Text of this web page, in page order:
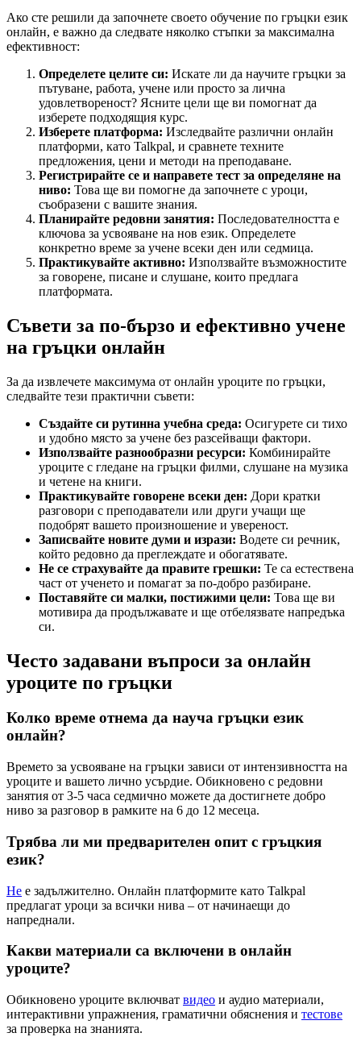
Ако сте решили да започнете своето обучение по гръцки език
онлайн, е важно да следвате няколко стъпки за максимална
ефективност:
Определете целите си: Искате ли да научите гръцки за
пътуване, работа, учене или просто за лична
удовлетвореност? Ясните цели ще ви помогнат да
изберете подходящия курс.
Изберете платформа: Изследвайте различни онлайн
платформи, като Talkpal, и сравнете техните
предложения, цени и методи на преподаване.
Регистрирайте се и направете тест за определяне на
ниво: Това ще ви помогне да започнете с уроци,
съобразени с вашите знания.
Планирайте редовни занятия: Последователността е
ключова за усвояване на нов език. Определете
конкретно време за учене всеки ден или седмица.
Практикувайте активно: Използвайте възможностите
за говорене, писане и слушане, които предлага
платформата.
Съвети за по-бързо и ефективно учене
на гръцки онлайн
За да извлечете максимума от онлайн уроците по гръцки,
следвайте тези практични съвети:
Създайте си рутинна учебна среда: Осигурете си тихо
и удобно място за учене без разсейващи фактори.
Използвайте разнообразни ресурси: Комбинирайте
уроците с гледане на гръцки филми, слушане на музика
и четене на книги.
Практикувайте говорене всеки ден: Дори кратки
разговори с преподаватели или други учащи ще
подобрят вашето произношение и увереност.
Записвайте новите думи и изрази: Водете си речник,
който редовно да преглеждате и обогатявате.
Не се страхувайте да правите грешки: Те са естествена
част от ученето и помагат за по-добро разбиране.
Поставяйте си малки, постижими цели: Това ще ви
мотивира да продължавате и ще отбелязвате напредъка
си.
Често задавани въпроси за онлайн
уроците по гръцки
Колко време отнема да науча гръцки език
онлайн?
Времето за усвояване на гръцки зависи от интензивността на
уроците и вашето лично усърдие. Обикновено с редовни
занятия от 3-5 часа седмично можете да достигнете добро
ниво за разговор в рамките на 6 до 12 месеца.
Трябва ли ми предварителен опит с гръцкия
език?
Не е задължително. Онлайн платформите като Talkpal
предлагат уроци за всички нива – от начинаещи до
напреднали.
Какви материали са включени в онлайн
уроците?
Обикновено уроците включват видео и аудио материали,
интерактивни упражнения, граматични обяснения и тестове
за проверка на знанията.